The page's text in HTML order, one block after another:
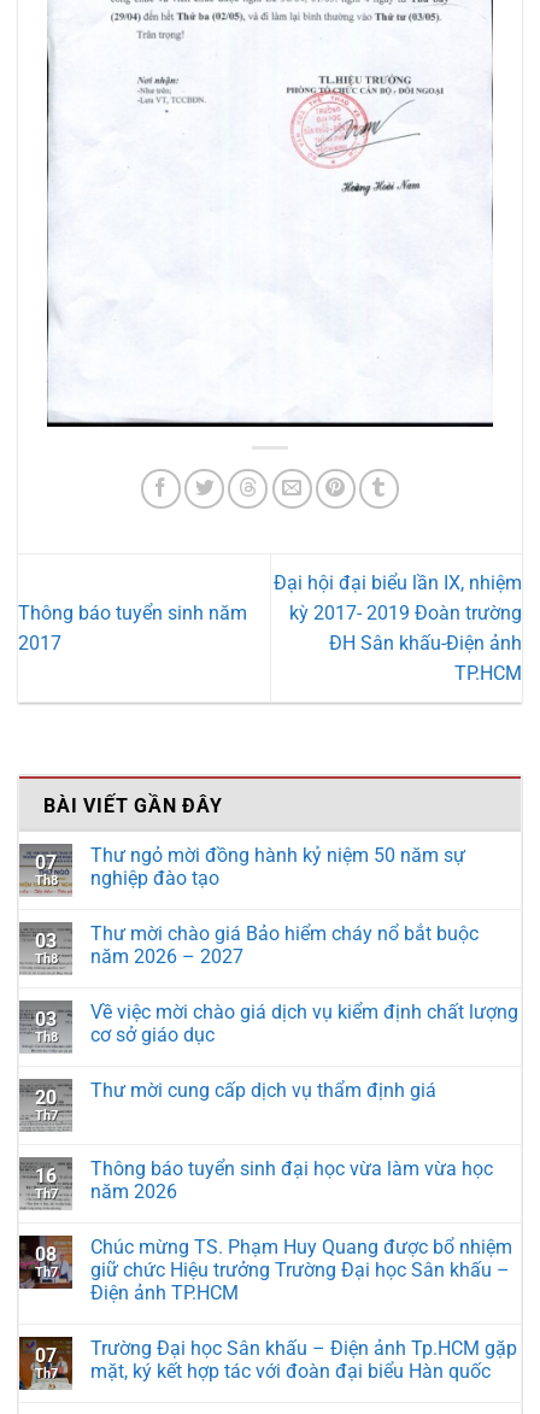
Thông báo tuyển sinh năm
2017
Đại hội đại biểu lần IX, nhiệm
kỳ 2017- 2019 Đoàn trường
ĐH Sân khấu-Điện ảnh
TP.HCM
BÀI VIẾT GẦN ĐÂY
07
Th8
Thư ngỏ mời đồng hành kỷ niệm 50 năm sự
nghiệp đào tạo
03
Th8
Thư mời chào giá Bảo hiểm cháy nổ bắt buộc
năm 2026 – 2027
03
Th8
Về việc mời chào giá dịch vụ kiểm định chất lượng
cơ sở giáo dục
20
Th7
Thư mời cung cấp dịch vụ thẩm định giá
16
Th7
Thông báo tuyển sinh đại học vừa làm vừa học
năm 2026
08
Th7
Chúc mừng TS. Phạm Huy Quang được bổ nhiệm
giữ chức Hiệu trưởng Trường Đại học Sân khấu –
Điện ảnh TP.HCM
07
Th7
Trường Đại học Sân khấu – Điện ảnh Tp.HCM gặp
mặt, ký kết hợp tác với đoàn đại biểu Hàn quốc